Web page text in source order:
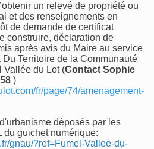
un relevé de propriété ou
et des renseignements en
de demande de certificat
construire, déclaration de
après avis du Maire au service
Territoire de la Communauté
Vallée du Lot (Contact Sophie
)
fr/page/74/amenagement-
déposés par les
du guichet numérique:
gnau/?ref=Fumel-Vallee-du-